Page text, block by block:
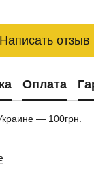
Написать отзыв
Оплата
— 100грн.